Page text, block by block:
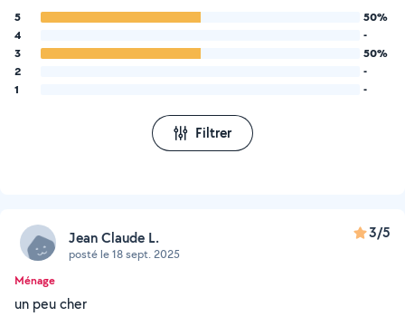
5
50%
4
-
3
50%
2
-
1
-
Filtrer
Jean Claude L.
posté le 18 sept. 2025
3/5
Ménage
un peu cher